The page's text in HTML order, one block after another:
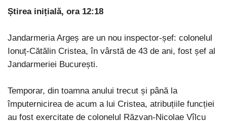
Știrea inițială, ora 12:18
Jandarmeria Argeș are un nou inspector-șef: colonelul
Ionuț-Cătălin Cristea, în vârstă de 43 de ani, fost șef al
Jandarmeriei București.
Temporar, din toamna anului trecut și până la
împuternicirea de acum a lui Cristea, atribuțiile funcției
au fost exercitate de colonelul Răzvan-Nicolae Vîlcu